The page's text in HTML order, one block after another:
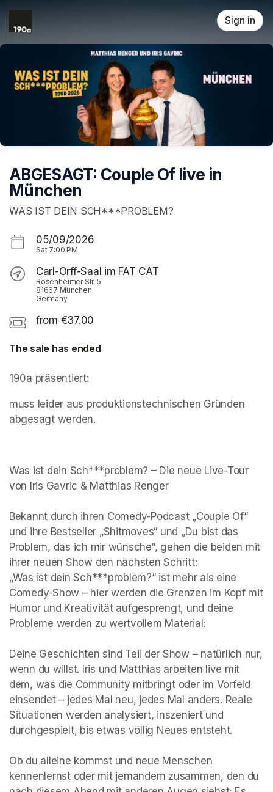
Skip header
Sign in
ABGESAGT: Couple Of live in
München
WAS IST DEIN SCH***PROBLEM?
05/09/2026
Sat 7:00 PM
Carl-Orff-Saal im FAT CAT
Rosenheimer Str. 5
81667 München
Germany
from €37.00
The sale has ended
190a präsentiert:
muss leider aus produktionstechnischen Gründen
abgesagt werden.
Was ist dein Sch***problem? – Die neue Live-Tour
von Iris Gavric & Matthias Renger
Bekannt durch ihren Comedy-Podcast „Couple Of“
und ihre Bestseller „Shitmoves“ und „Du bist das
Problem, das ich mir wünsche“, gehen die beiden mit
ihrer neuen Show den nächsten Schritt:
„Was ist dein Sch***problem?“ ist mehr als eine
Comedy-Show – hier werden die Grenzen im Kopf mit
Humor und Kreativität aufgesprengt, und deine
Probleme werden zu wertvollem Material:
Deine Geschichten sind Teil der Show – natürlich nur,
wenn du willst. Iris und Matthias arbeiten live mit
dem, was die Community mitbringt oder im Vorfeld
einsendet – jedes Mal neu, jedes Mal anders. Reale
Situationen werden analysiert, inszeniert und
durchgespielt, bis etwas völlig Neues entsteht.
Ob du alleine kommst und neue Menschen
kennenlernst oder mit jemandem zusammen, den du